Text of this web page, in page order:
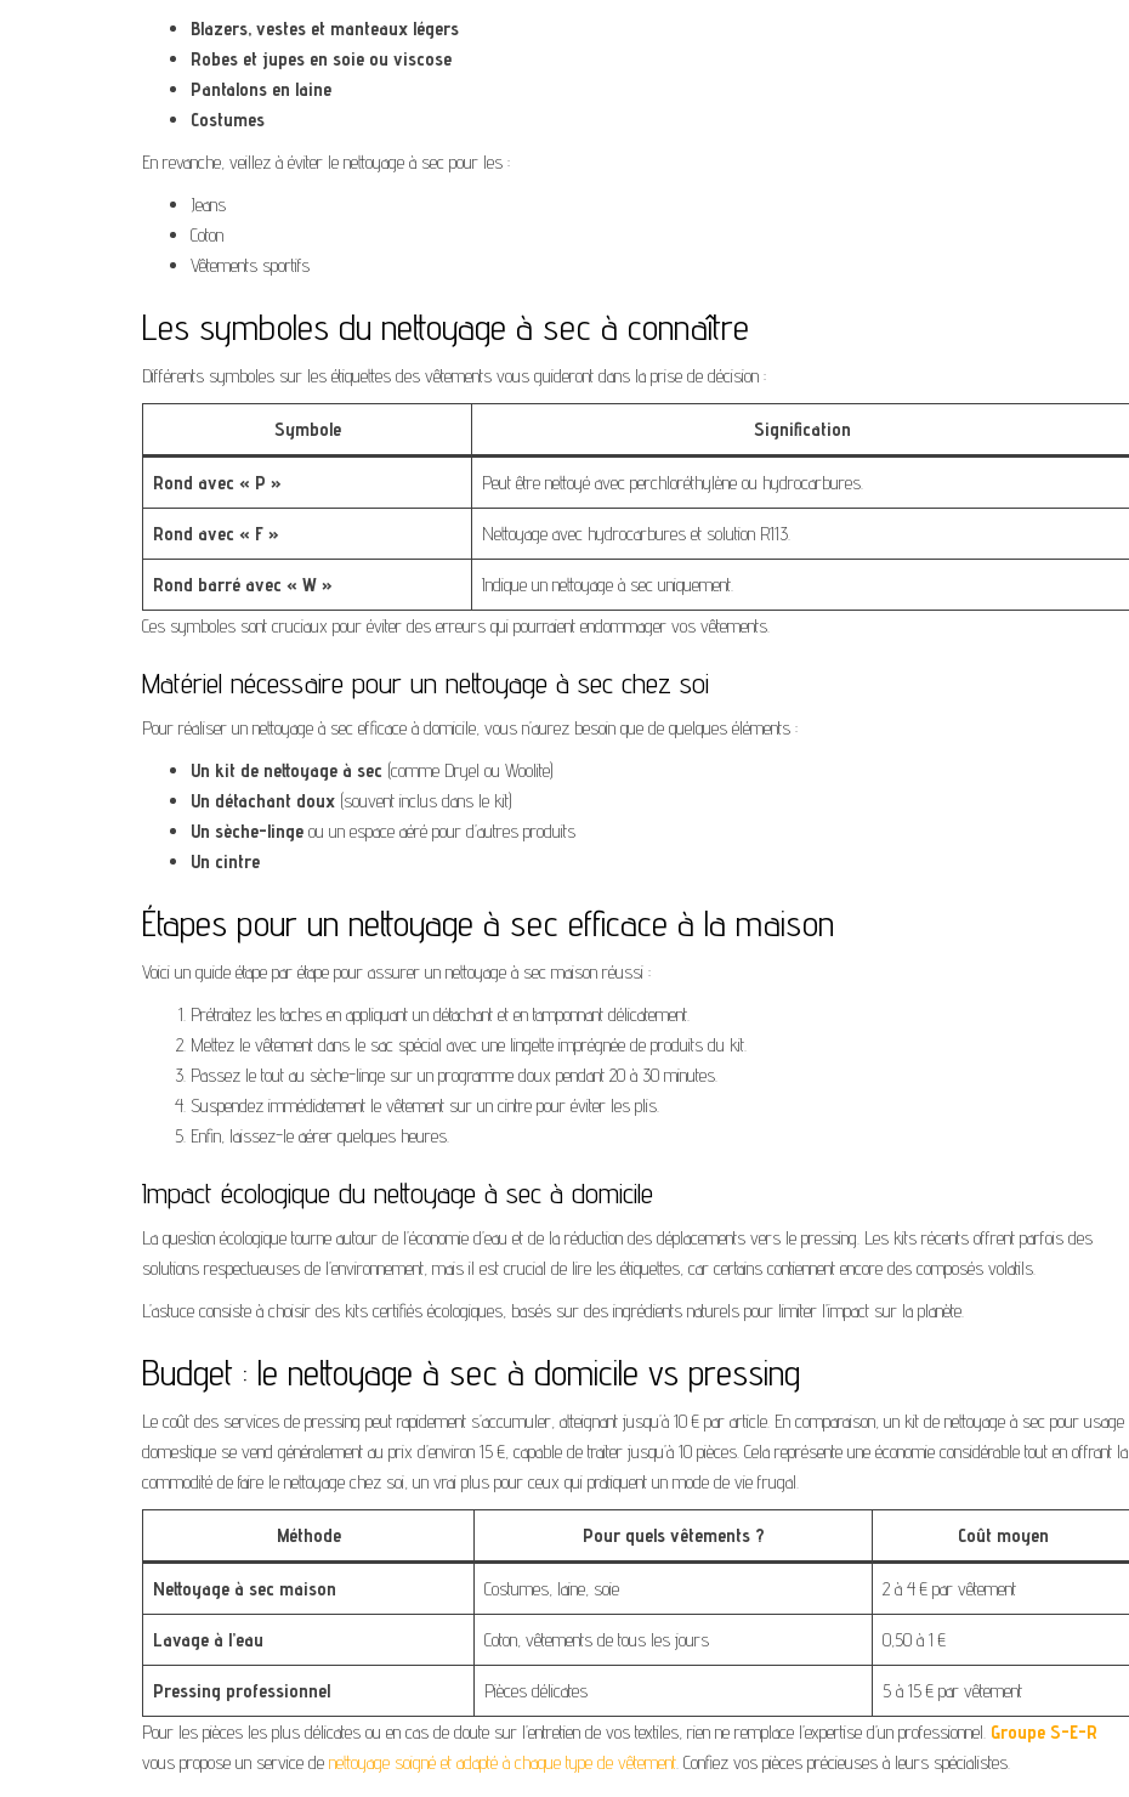
Blazers, vestes et manteaux légers
Robes et jupes en soie ou viscose
Pantalons en laine
Costumes
En revanche, veillez à éviter le nettoyage à sec pour les :
Jeans
Coton
Vêtements sportifs
Les symboles du nettoyage à sec à connaître
Différents symboles sur les étiquettes des vêtements vous guideront dans la prise de décision :
Symbole Signification
Rond avec « P » Peut être nettoyé avec perchloréthylène ou hydrocarbures.
Rond avec « F » Nettoyage avec hydrocarbures et solution R113.
Rond barré avec « W »
Indique un nettoyage à sec uniquement.
Ces symboles sont cruciaux pour éviter des erreurs qui pourraient endommager vos vêtements.
Matériel nécessaire pour un nettoyage à sec chez soi
Pour réaliser un nettoyage à sec efficace à domicile, vous n’aurez besoin que de quelques éléments :
Un kit de nettoyage à sec (comme Dryel ou Woolite)
Un détachant doux (souvent inclus dans le kit)
Un sèche-linge ou un espace aéré pour d’autres produits
Un cintre
Étapes pour un nettoyage à sec efficace à la maison
Voici un guide étape par étape pour assurer un nettoyage à sec maison réussi :
Prétraitez les taches en appliquant un détachant et en tamponnant délicatement.
Mettez le vêtement dans le sac spécial avec une lingette imprégnée de produits du kit.
Passez le tout au sèche-linge sur un programme doux pendant 20 à 30 minutes.
Suspendez immédiatement le vêtement sur un cintre pour éviter les plis.
Enfin, laissez-le aérer quelques heures.
Impact écologique du nettoyage à sec à domicile
La question écologique tourne autour de l’économie d’eau et de la réduction des déplacements vers le pressing. Les kits récents offrent parfois des
solutions respectueuses de l’environnement, mais il est crucial de lire les étiquettes, car certains contiennent encore des composés volatils.
L’astuce consiste à choisir des kits certifiés écologiques, basés sur des ingrédients naturels pour limiter l’impact sur la planète.
Budget : le nettoyage à sec à domicile vs pressing
Le coût des services de pressing peut rapidement s’accumuler, atteignant jusqu’à 10 € par article. En comparaison, un kit de nettoyage à sec pour usage
domestique se vend généralement au prix d’environ 15 €, capable de traiter jusqu’à 10 pièces. Cela représente une économie considérable tout en offrant la
commodité de faire le nettoyage chez soi, un vrai plus pour ceux qui pratiquent un mode de vie frugal.
Méthode Pour quels vêtements ? Coût moyen
Nettoyage à sec maison Costumes, laine, soie 2 à 4 € par vêtement
Lavage à l’eau Coton, vêtements de tous les jours 0,50 à 1 €
Pressing professionnel Pièces délicates
5 à 15 € par vêtement
Pour les pièces les plus délicates ou en cas de doute sur l’entretien de vos textiles, rien ne remplace l’expertise d’un professionnel. Groupe S-E-R
vous propose un service de nettoyage soigné et adapté à chaque type de vêtement. Confiez vos pièces précieuses à leurs spécialistes.